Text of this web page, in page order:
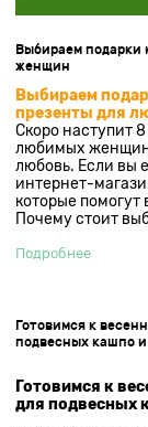
Выбираем подарки
женщин
Выбираем
презенты для
Скоро наступит
любимых женщин
любовь. Если вы
интернет-
которые помогут
Почему стоит
Подробнее
Готовимся к
подвесных кашпо
Готовимся к
для подвесных